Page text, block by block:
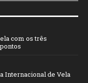
com os três
Internacional de Vela